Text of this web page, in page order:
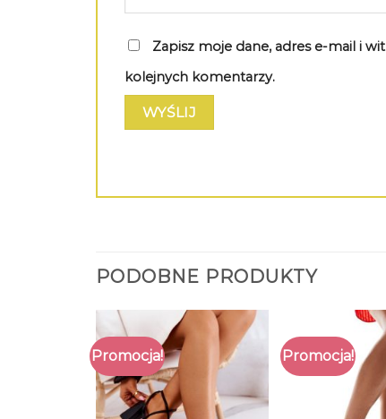
Zapisz moje dane, adres e-mail i
kolejnych komentarzy.
PODOBNE PRODUKTY
Promocja! Promocja!